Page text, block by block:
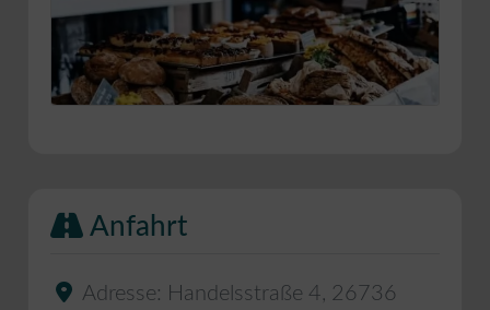
Anfahrt
Adresse: Handelsstraße 4, 26736